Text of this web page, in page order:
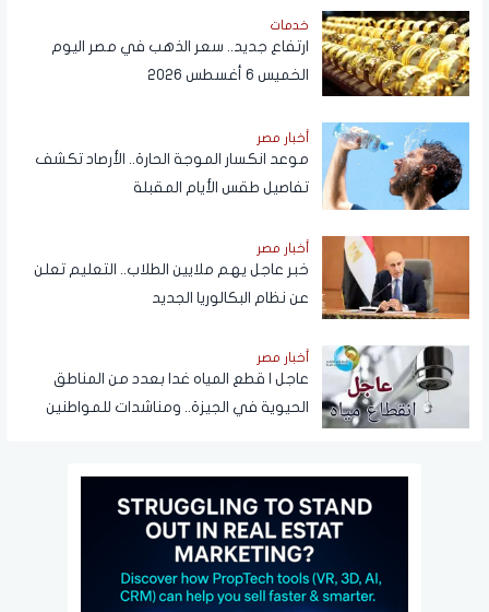
خدمات
ارتفاع جديد.. سعر الذهب في مصر اليوم
الخميس 6 أغسطس 2026
أخبار مصر
موعد انكسار الموجة الحارة.. الأرصاد تكشف
تفاصيل طقس الأيام المقبلة
أخبار مصر
خبر عاجل يهم ملايين الطلاب.. التعليم تعلن
عن نظام البكالوريا الجديد
أخبار مصر
عاجل | قطع المياه غدا بعدد من المناطق
الحيوية في الجيزة.. ومناشدات للمواطنين